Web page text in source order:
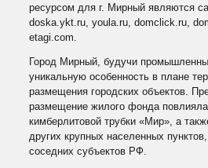
ресурсом для г. Мирный являются
doska.ykt.ru, youla.ru, domclick.ru,
etagi.com.
Город Мирный, будучи
уникальную особенность в плане
размещения городских объектов.
размещение жилого фонда повлияла
кимберлитовой трубки «Мир», а
других крупных населенных
соседних субъектов РФ.